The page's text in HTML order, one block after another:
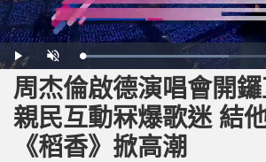
P
l
a
y
U
n
m
u
t
e
L
o
a
d
e
d
:
7
4
.
8
0
周杰倫啟德演唱會開
親民互動冧爆歌迷 結
《稻香》掀高潮